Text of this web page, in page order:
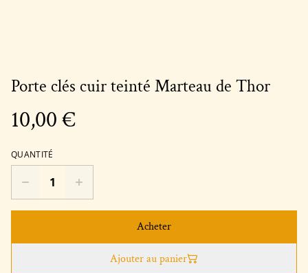
Porte clés cuir teinté Marteau de Thor
10,00 €
QUANTITÉ
Acheter
Ajouter au panier